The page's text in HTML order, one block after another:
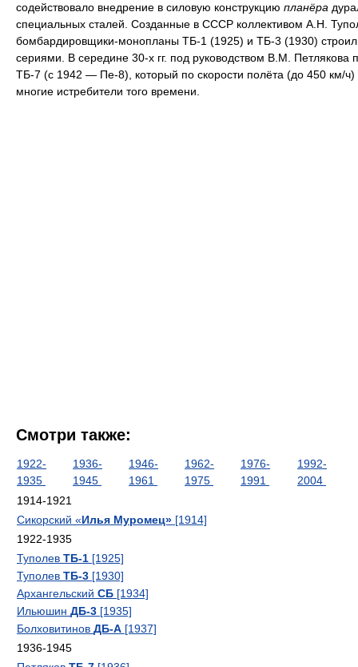
содействовало внедрение в силовую конструкцию планёра
специальных сталей. Созданные в СССР коллективом А.Н.
бомбардировщики-монопланы ТБ-1 (1925) и ТБ-3 (1930)
сериями. В середине 30-х гг. под руководством В.М. Петлякова
ТБ-7 (с 1942 — Пе-8), который по скорости полёта (до 450 км/ч)
многие истребители того времени.
Смотри также:
1922-
1935
1936-
1945
1946-
1961
1962-
1975
1976-
1991
1992-
2004
1914-1921
Сикорский «Илья Муромец» [1914]
1922-1935
Туполев ТБ-1 [1925]
Туполев ТБ-3 [1930]
Архангельский СБ [1934]
Ильюшин ДБ-3 [1935]
Болховитинов ДБ-А [1937]
1936-1945